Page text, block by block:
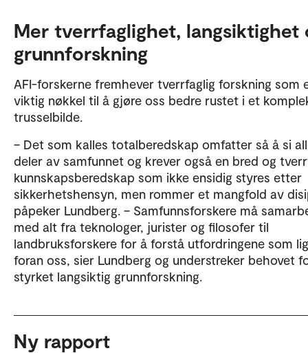
Mer tverrfaglighet, langsiktighet
grunnforskning
AFI-forskerne fremhever tverrfaglig forskning som
viktig nøkkel til å gjøre oss bedre rustet i et
trusselbilde.
– Det som kalles totalberedskap omfatter så å si
deler av samfunnet og krever også en bred og
kunnskapsberedskap som ikke ensidig styres etter
sikkerhetshensyn, men rommer et mangfold av
påpeker Lundberg. – Samfunnsforskere må
med alt fra teknologer, jurister og filosofer til
landbruksforskere for å forstå utfordringene som
foran oss, sier Lundberg og understreker behovet
styrket langsiktig grunnforskning.
Ny rapport